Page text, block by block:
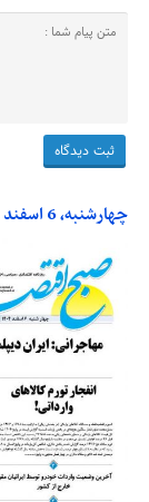
چهارشنبه، 6 اسفند 1404